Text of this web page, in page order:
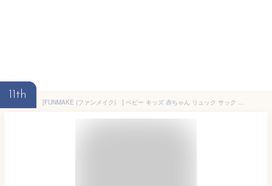
11th
[FUNMAKE (ファンメイク) ] ベビー キッズ 赤ちゃん リュック サック 迷子防止ひも 肩ひも固定ベルト ネームタグ 付き くるま 車 プリント 男の子 女の子 入園グッズ お散歩 子供 出産祝い プレゼント ０歳 １歳 ２歳 ３歳 MC012